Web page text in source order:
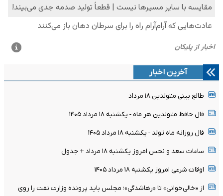
آخرین اخبار
طالع بینی متولدین ۱۸ مرداد
فال حافظ متولدین هر ماه - یکشنبه ۱۸ مرداد ۱۴۰۵
فال روزانه ماه تولد - یکشنبه ۱۸ مرداد ۱۴۰۵
ساعات سعد و نحس امروز یکشنبه ۱۸ مرداد + جدول
اوقات شرعی امروز یکشنبه ۱۸ مرداد ۱۴۰۵
از «خالی‌خوانی» تا «رهاشدگی»؛ مجلس باید پرونده وزارت نفت را روی